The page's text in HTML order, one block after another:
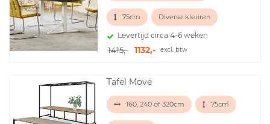
75cm Diverse kleuren
Levertijd circa 4-6 weken
1415,- 1132,- excl. btw
Tafel Move
160, 240 of 320cm 75cm